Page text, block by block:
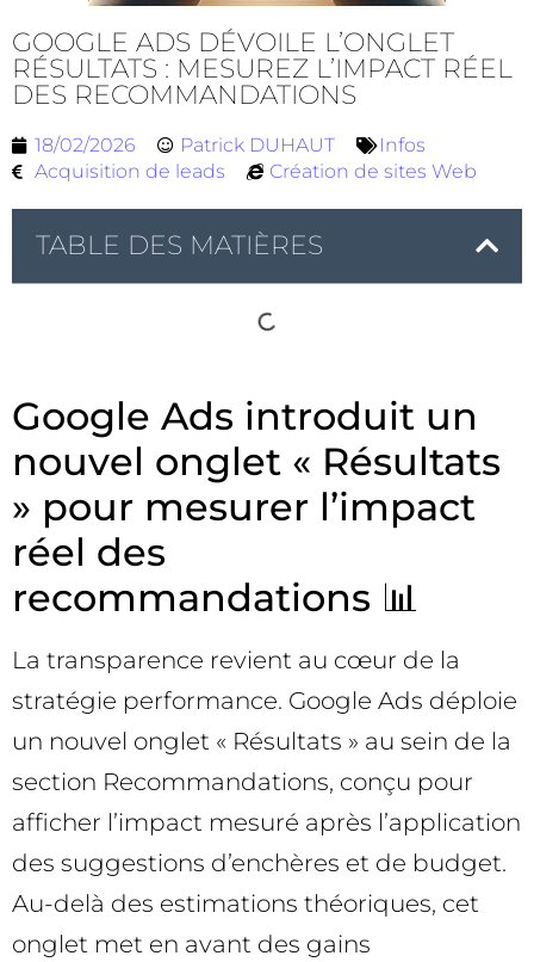
GOOGLE ADS DÉVOILE L’ONGLET
RÉSULTATS : MESUREZ L’IMPACT RÉEL
DES RECOMMANDATIONS
18/02/2026 Patrick DUHAUT
Infos
Acquisition de leads
Création de sites Web
TABLE DES MATIÈRES
Google Ads introduit un
nouvel onglet « Résultats
» pour mesurer l’impact
réel des
recommandations 📊
La transparence revient au cœur de la
stratégie performance. Google Ads déploie
un nouvel onglet « Résultats » au sein de la
section Recommandations, conçu pour
afficher l’impact mesuré après l’application
des suggestions d’enchères et de budget.
Au-delà des estimations théoriques, cet
onglet met en avant des gains